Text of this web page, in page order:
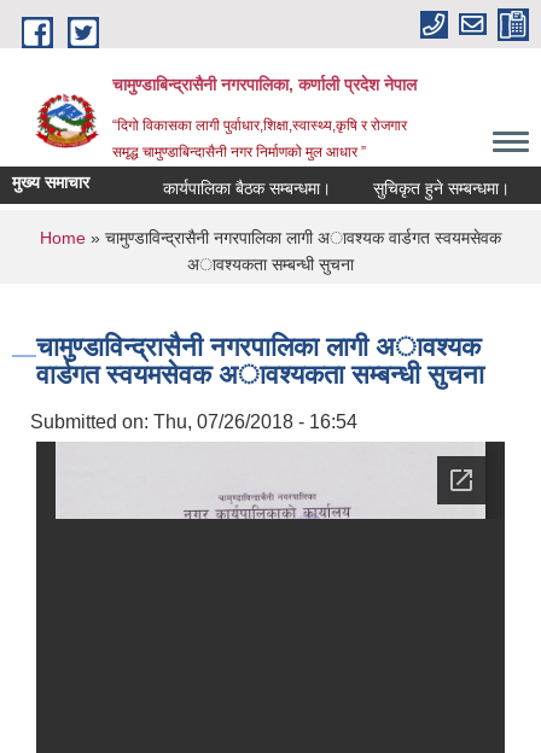
Skip to main content
चामुण्डाबिन्द्रासैनी नगरपालिका, कर्णाली प्रदेश नेपाल
“दिगो विकासका लागी पुर्वाधार,शिक्षा,स्वास्थ्य,कृषि र रोजगार
समृद्ध चामुण्डाबिन्दासैनी नगर निर्माणको मुल आधार ”
मुख्य समाचार कार्यपालिका बैठक सम्बन्धमा। सुचिकृत हुने सम्बन्धमा।
You are here
Home » चामुण्डाविन्द्रासैनी नगरपालिका लागी अावश्यक वार्डगत स्व‌यमसेवक
अावश्यकता सम्बन्धी सुचना
चामुण्डाविन्द्रासैनी नगरपालिका लागी अावश्यक
वार्डगत स्व‌यमसेवक अावश्यकता सम्बन्धी सुचना
Submitted on: Thu, 07/26/2018 - 16:54